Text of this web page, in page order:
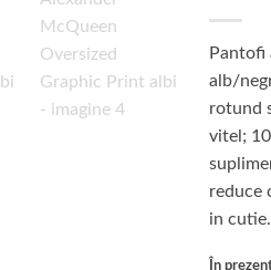
Pantofi
alb/
rotund
vitel;
reduce
in cutie.
În